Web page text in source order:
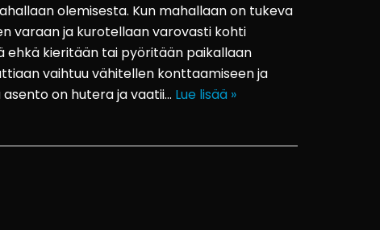
olemisesta. Kun mahallaan on tukeva
varaan ja kurotellaan varovasti kohti
ehkä kieritään tai pyöritään paikallaan
vaihtuu vähitellen konttaamiseen ja
on hutera ja vaatii… Lue lisää »